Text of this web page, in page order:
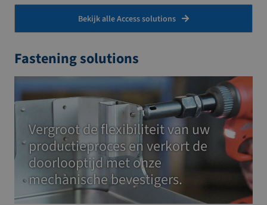
Bekijk alle Access solutions
Fastening solutions
Vergroot de flexibiliteit van uw
productieproces en verkort de
doorlooptijd met onze
mechanische bevestigers.